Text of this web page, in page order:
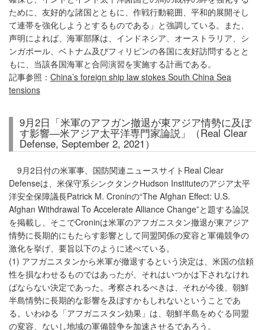
ために、友好的な諸国とともに、作戦行動範囲、平和的展開そし
て連帯を強化しようとするものである」と強調している。また、
声明によれば、海軍部隊は、インドネシア、オーストラリア、シ
ンガポール、ベトナム及びフィリピンの各国に友好訪問するとと
もに、当該各国海軍と合同演習を実施する計画である。
記事参照： China’s foreign ship law stokes South China Sea
tensions
9月2日「米軍のアフガン撤退が東アジア情勢に及ぼ
す影響―米アジア太平洋専門家論説」（Real Clear
Defense, September 2, 2021）
9月2日付の米軍事、国防関連ニュースサイトReal Clear
Defenseは、米保守系シンクタンクHudson Instituteのアジア太平
洋安全保障議長Patrick M. Croninの“The Afghan Effect: U.S.
Afghan Withdrawal To Accelerate Alliance Change”と題する論説
を掲載し、そこでCroninは米軍のアフガニスタン撤退が東アジア
情勢に長期的にもたらす影響として同盟関係の変容と軍備競争の
激化を挙げ、要旨以下のように述べている。
(1) アフガニスタンから米軍が撤退するという決定は、米国の信頼
性を損なわせるものではあったが、それはいつかは下されなけれ
ばならない決定であった。考察されるべきは、それが今後、朝鮮
半島情勢に長期的な影響を及ぼすかもしれないということであ
る。いわゆる「アフガニスタン効果」は、朝鮮半島をめぐる同盟
の変容、ないし地域の軍備競争を加速させるであろう。